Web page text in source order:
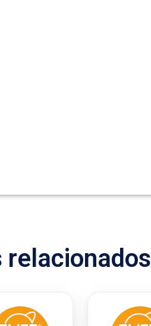
relacionados